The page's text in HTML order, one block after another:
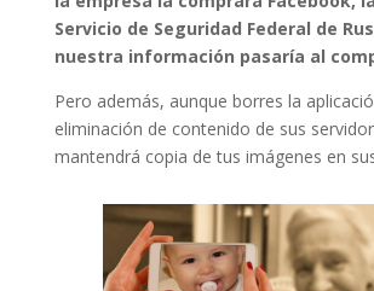
Servicio de Seguridad Federal de
nuestra información pasaría al
Pero además, aunque borres la
eliminación de contenido de sus
mantendrá copia de tus imágenes en